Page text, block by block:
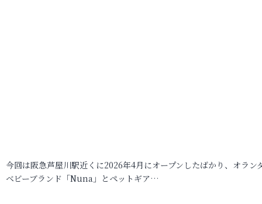
今回は阪急芦屋川駅近くに2026年4月にオープンしたばかり、オラン
ベビーブランド「Nuna」とペットギア…